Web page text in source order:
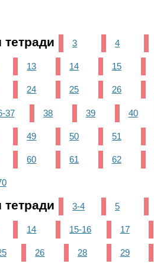
3 4
13 14 15
24 25 26
37 38 39 40
49 50 51
60 61 62
3-4 5
14 15-16 17
26 28 29